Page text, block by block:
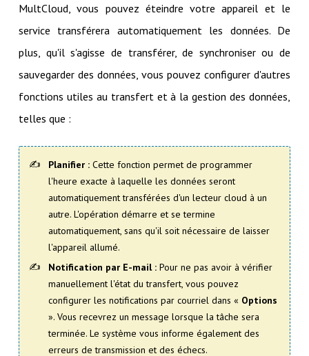
MultCloud, vous pouvez éteindre votre appareil et le
service transférera automatiquement les données. De
plus, qu'il s'agisse de transférer, de synchroniser ou de
sauvegarder des données, vous pouvez configurer d'autres
fonctions utiles au transfert et à la gestion des données,
telles que :
Planifier :Cette fonction permet de programmer
l'heure exacte à laquelle les données seront
automatiquement transférées d'un lecteur cloud à un
autre. L'opération démarre et se termine
automatiquement, sans qu'il soit nécessaire de laisser
l'appareil allumé.
Notification par E-mail : Pour ne pas avoir à vérifier
manuellement l'état du transfert, vous pouvez
configurer les notifications par courriel dans « Options
». Vous recevrez un message lorsque la tâche sera
terminée. Le système vous informe également des
erreurs de transmission et des échecs.